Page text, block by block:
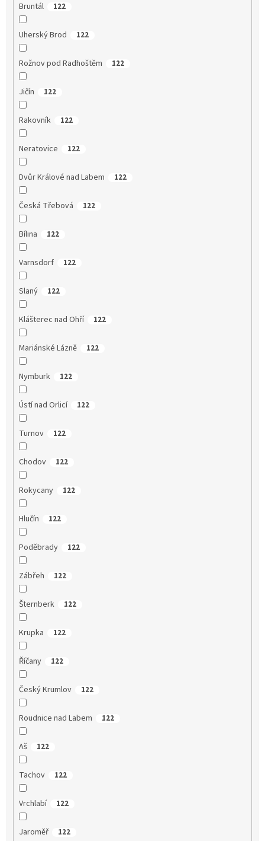
Bruntál 122
Uherský Brod 122
Rožnov pod Radhoštěm 122
Jičín 122
Rakovník 122
Neratovice 122
Dvůr Králové nad Labem 122
Česká Třebová 122
Bílina 122
Varnsdorf 122
Slaný 122
Klášterec nad Ohří 122
Mariánské Lázně 122
Nymburk 122
Ústí nad Orlicí 122
Turnov 122
Chodov 122
Rokycany 122
Hlučín 122
Poděbrady 122
Zábřeh 122
Šternberk 122
Krupka 122
Říčany 122
Český Krumlov 122
Roudnice nad Labem 122
Aš 122
Tachov 122
Vrchlabí 122
Jaroměř 122